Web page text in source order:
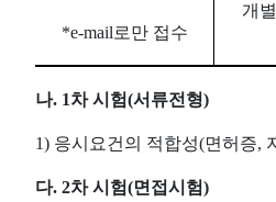
*e-mail 로만 접수
개
나. 1차 시험(서류전형)
1) 응시요건의 적합성(면허증,
다. 2차 시험(면접시험)